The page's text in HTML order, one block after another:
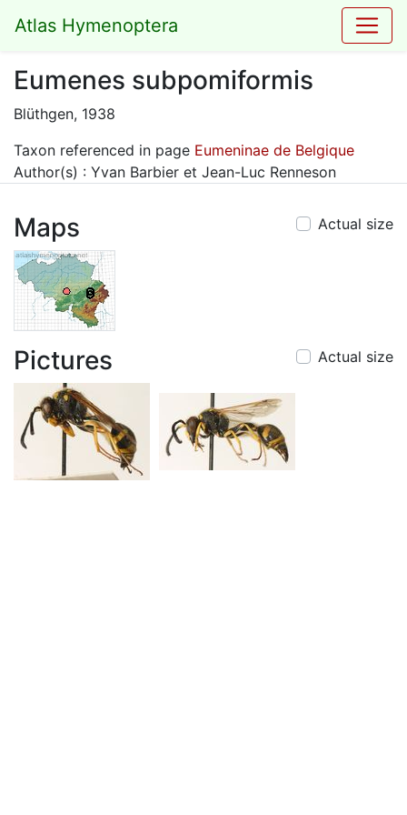
Atlas Hymenoptera
Eumenes subpomiformis
Blüthgen, 1938
Taxon referenced in page Eumeninae de Belgique
Author(s) : Yvan Barbier et Jean-Luc Renneson
Maps Actual size
Pictures Actual size